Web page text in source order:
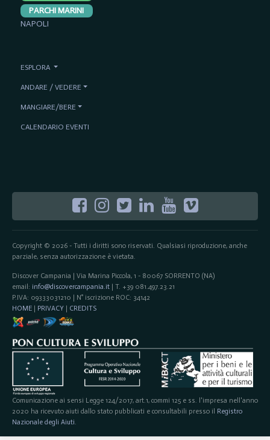
Copyright © 2026 - Tutti i diritti sono riservati. Qualsiasi riproduzione, anche
parziale, senza autorizzazione è vietata.
Discover Campania | Via Marina Piccola, 1 - 80067 SORRENTO (NA)
email: info@discovercampania.it| T. +39 081.497.23.21
P.IVA: 09333031210 | N° iscrizione ROC: 34142
HOME| PRIVACY | CREDITS
Comunicazione ai sensi Legge 124/2017, art.1, commi 125 e ss. l'impresa nell'anno
2020 ha ricevuto aiuti dallo stato pubblicati e consultabili presso il Registro
Nazionale degli Aiuti
PARCHI MARINI
NAPOLI
ESPLORA
ANDARE / VEDERE
MANGIARE/BERE
CALENDARIO EVENTI